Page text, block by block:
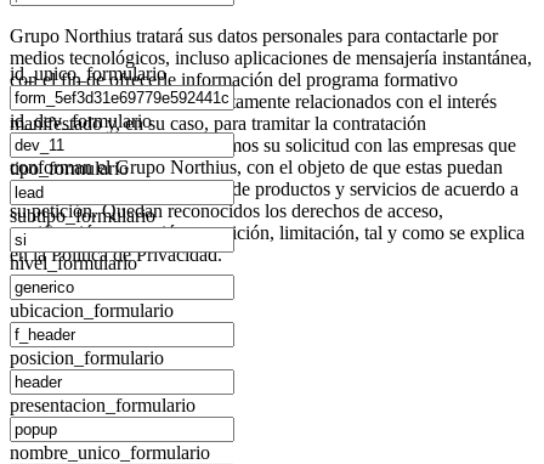
Grupo Northius tratará sus datos personales para contactarle por
medios tecnológicos, incluso aplicaciones de mensajería instantánea,
con el fin de ofrecerle información del programa formativo
seleccionado o de otros directamente relacionados con el interés
manifestado y, en su caso, para tramitar la contratación
correspondiente. Compartiremos su solicitud con las empresas que
conforman elGrupo Northius, con el objeto de que estas puedan
hacerle llegar la mejor oferta de productos y servicios de acuerdo a
su petición. Quedan reconocidos los derechos de acceso,
rectificación, supresión, oposición, limitación, tal y como se explica
en laPolítica de Privacidad.
id_unico_formulario
id_dev_formulario
tipo_formulario
subtipo_formulario
nivel_formulario
ubicacion_formulario
posicion_formulario
presentacion_formulario
nombre_unico_formulario